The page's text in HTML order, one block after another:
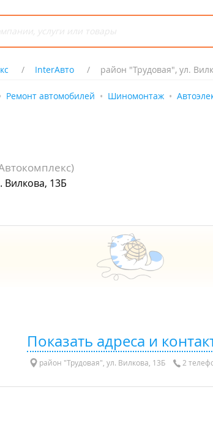
InterАвто район "Трудовая", ул.
Ремонт автомобилей Шиномонтаж
Вилкова, 13Б
Показать адреса и
район "Трудовая", ул. Вилкова, 13Б 2